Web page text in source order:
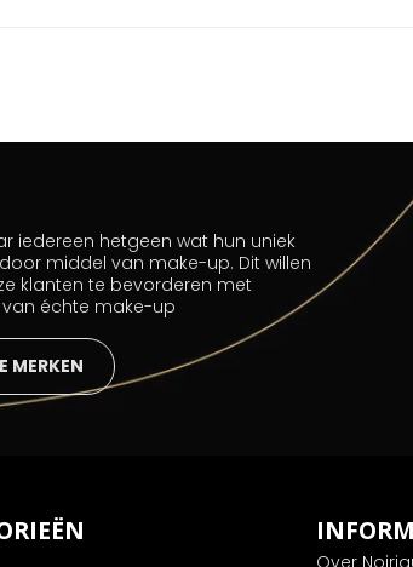
iedereen hetgeen wat hun uniek
middel van make-up. Dit willen
klanten te bevorderen met
échte make-up
MERKEN
Over